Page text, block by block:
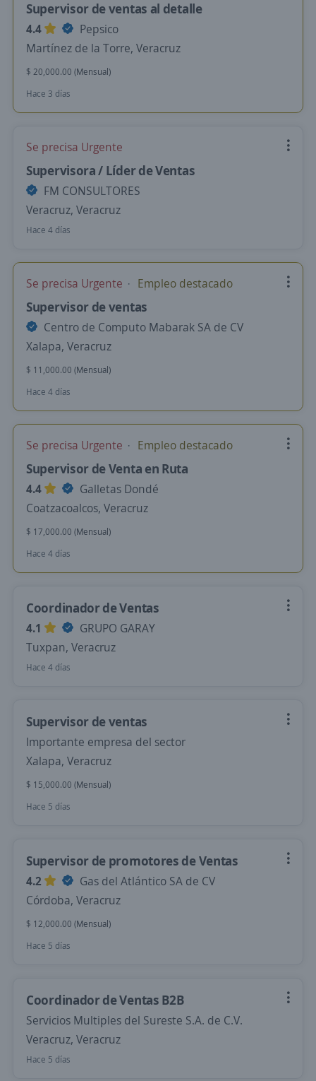
Supervisor de ventas al detalle
4.4
Pepsico
Martínez de la Torre, Veracruz
$ 20,000.00 (Mensual)
Hace 3 días
Se precisa Urgente
Supervisora / Líder de Ventas
FM CONSULTORES
Veracruz, Veracruz
Hace 4 días
Se precisa Urgente Empleo destacado
Supervisor de ventas
Centro de Computo Mabarak SA de CV
Xalapa, Veracruz
$ 11,000.00 (Mensual)
Hace 4 días
Se precisa Urgente Empleo destacado
Supervisor de Venta en Ruta
4.4
Galletas Dondé
Coatzacoalcos, Veracruz
$ 17,000.00 (Mensual)
Hace 4 días
Coordinador de Ventas
4.1
GRUPO GARAY
Tuxpan, Veracruz
Hace 4 días
Supervisor de ventas
Importante empresa del sector
Xalapa, Veracruz
$ 15,000.00 (Mensual)
Hace 5 días
Supervisor de promotores de Ventas
4.2
Gas del Atlántico SA de CV
Córdoba, Veracruz
$ 12,000.00 (Mensual)
Hace 5 días
Coordinador de Ventas B2B
Servicios Multiples del Sureste S.A. de C.V.
Veracruz, Veracruz
Hace 5 días